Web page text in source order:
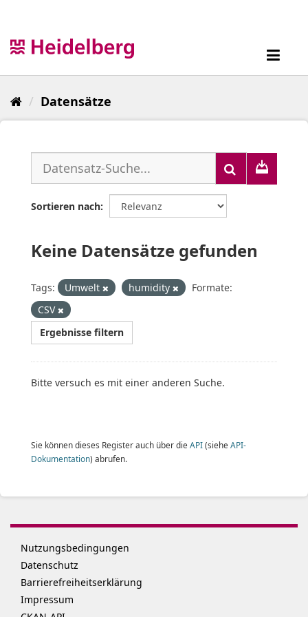
Datensätze
Sortieren nach
Keine Datensätze gefunden
Tags: Umwelt humidity
Formate:
CSV
Ergebnisse filtern
Bitte versuch es mit einer anderen Suche.
Sie können dieses Register auch über die API(siehe API-
Dokumentation) abrufen.
Nutzungsbedingungen
Datenschutz
Barrierefreiheitserklärung
Impressum